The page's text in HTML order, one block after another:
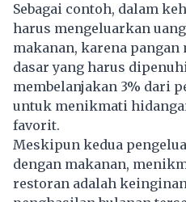
Sebagai contoh, dalam
harus mengeluarkan
makanan, karena
dasar yang harus
membelanjakan 3% dari
untuk menikmati
favorit.
Meskipun kedua
dengan makanan,
restoran adalah